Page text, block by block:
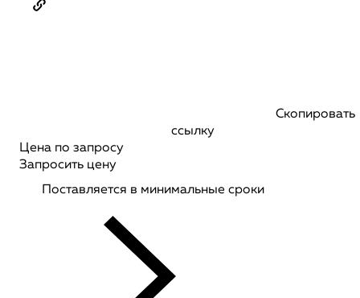
Скопировать
ссылку
Цена по запросу
Запросить цену
Поставляется в минимальные сроки